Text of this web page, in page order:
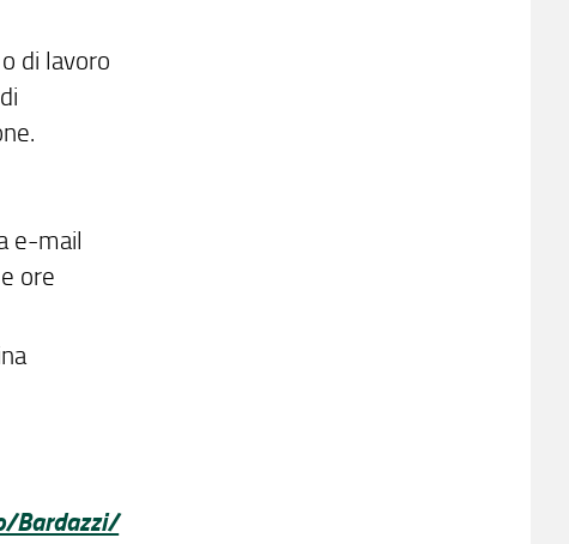
di lavoro
e-mail
ore
Bardazzi/